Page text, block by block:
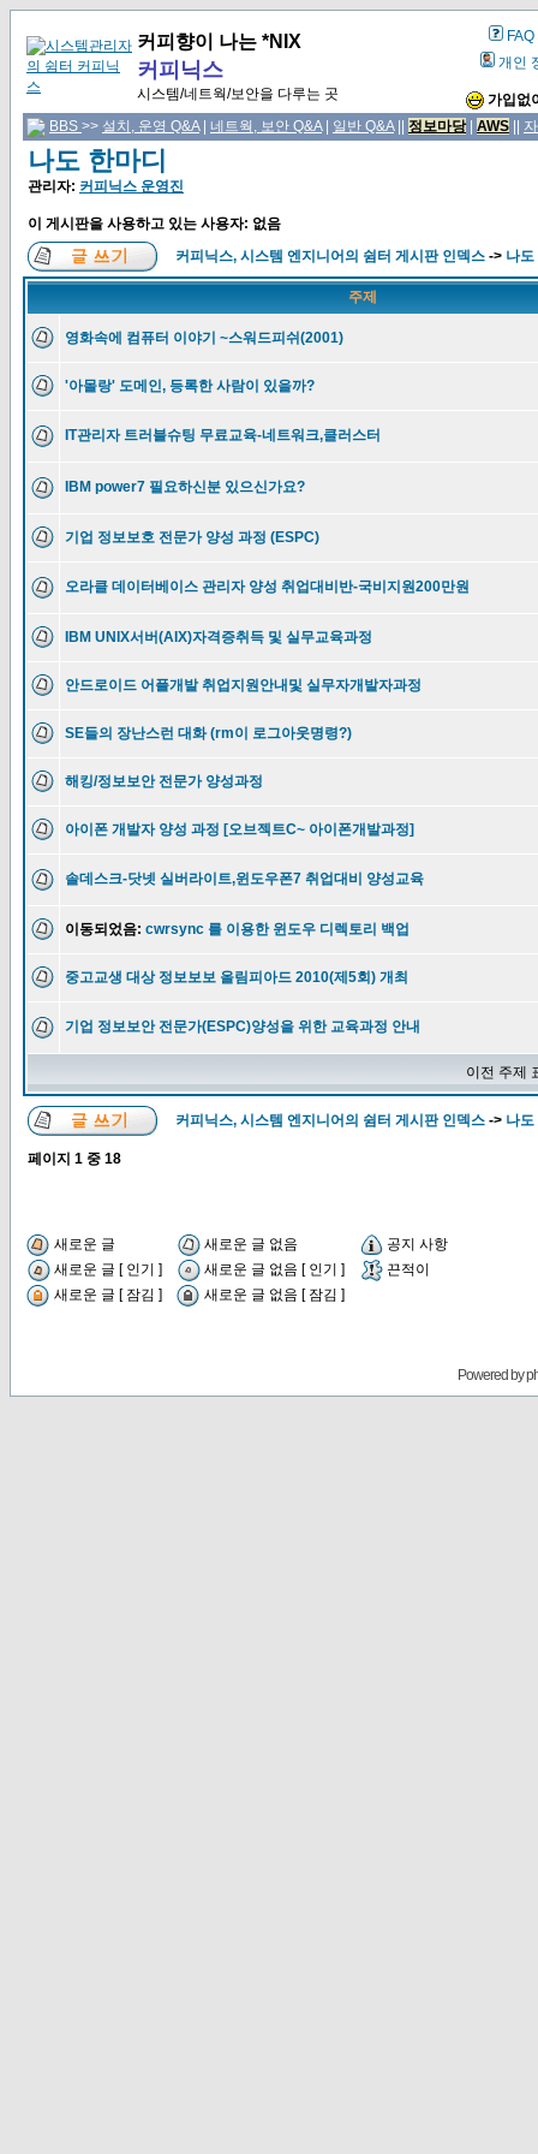
커피향이 나는 *NIX
커피닉스
시스템/네트웍/보안을 다루는 곳
FAQ
개인
가입없
BBS >> 설치, 운영 Q&A| 네트웍, 보안 Q&A| 일반 Q&A|| 정보마당| AWS
나도 한마디
관리자: 커피닉스 운영진
이 게시판을 사용하고 있는 사용자: 없음
커피닉스, 시스템 엔지니어의 쉼터 게시판 인덱스 -> 나도
주제
영화속에 컴퓨터 이야기 ~스워드피쉬(2001)
'아몰랑' 도메인, 등록한 사람이 있을까?
IT관리자 트러블슈팅 무료교육-네트워크,클러스터
IBM power7 필요하신분 있으신가요?
기업 정보보호 전문가 양성 과정 (ESPC)
오라클 데이터베이스 관리자 양성 취업대비반-국비지원200만원
IBM UNIX서버(AIX)자격증취득 및 실무교육과정
안드로이드 어플개발 취업지원안내및 실무자개발자과정
SE들의 장난스런 대화 (rm이 로그아웃명령?)
해킹/정보보안 전문가 양성과정
아이폰 개발자 양성 과정 [오브젝트C~ 아이폰개발과정]
솔데스크-닷넷 실버라이트,윈도우폰7 취업대비 양성교육
이동되었음: cwrsync 를 이용한 윈도우 디렉토리 백업
중고교생 대상 정보보보 올림피아드 2010(제5회) 개최
기업 정보보안 전문가(ESPC)양성을 위한 교육과정 안내
이전 주제
커피닉스, 시스템 엔지니어의 쉼터 게시판 인덱스 -> 나도
페이지 1 중 18
새로운 글 새로운 글 없음
공지 사항
새로운 글 [ 인기 ]
새로운 글 없음 [ 인기 ]
끈적이
새로운 글 [ 잠김 ]
새로운 글 없음 [ 잠김 ]
Powered by